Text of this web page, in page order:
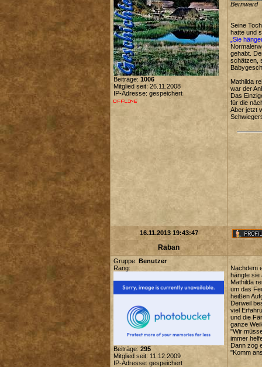
Beiträge: 1006
Mitglied seit: 26.11.2008
IP-Adresse: gespeichert
Bernward
Seine
hatte und
„Sie
gehabt.
schätzen,
Mathilda
war der
Das
für die
Aber jetzt
16.11.2013 19:43:47
Raban
Gruppe: Benutzer
Rang:
Beiträge: 295
Mitglied seit: 11.12.2009
IP-Adresse: gespeichert
Nachdem
hängte sie
Mathilda
um das
heißen
Derweil
viel
und die
ganze
"Wir
immer
Dann zog
"Komm